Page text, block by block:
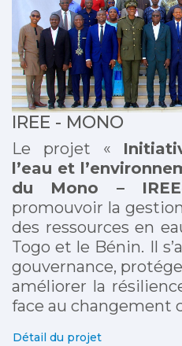
IREE - MONO
Le projet «
l’eau et
du Mono – IREE-
promouvoir la
des ressources en
Togo et le Bénin. Il
gouvernance,
améliorer la
face au changement
Détail du projet